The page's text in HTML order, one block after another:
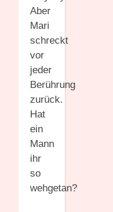
Aber
Mari
schreckt
vor
jeder
Berührung
zurück.
Hat
ein
Mann
ihr
so
wehgetan?